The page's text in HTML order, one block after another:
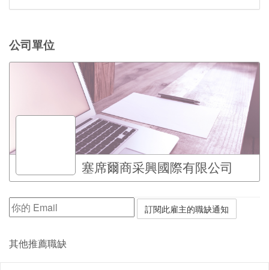
公司單位
塞席爾商采興國際有限公司
其他推薦職缺